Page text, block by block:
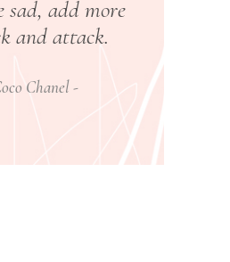
sad, add more
and attack.
Chanel